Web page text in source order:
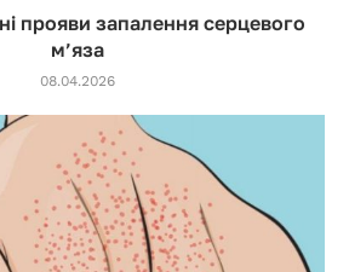
прояви запалення серцевого
м’яза
08.04.2026